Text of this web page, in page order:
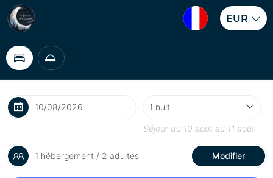
EUR
Séjour du 10 août au 11 août
1 hébergement / 2 adultes Modifier